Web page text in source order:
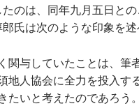
のは、同年九月五日との
氏は次のような印象を述
与していたことは、筆
地人協会に全力を投入す
たいと考えたのであろう